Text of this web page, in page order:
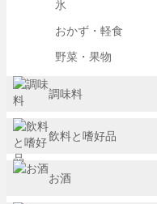
氷
おかず・軽食
野菜・果物
調味料
飲料と嗜好品
お酒